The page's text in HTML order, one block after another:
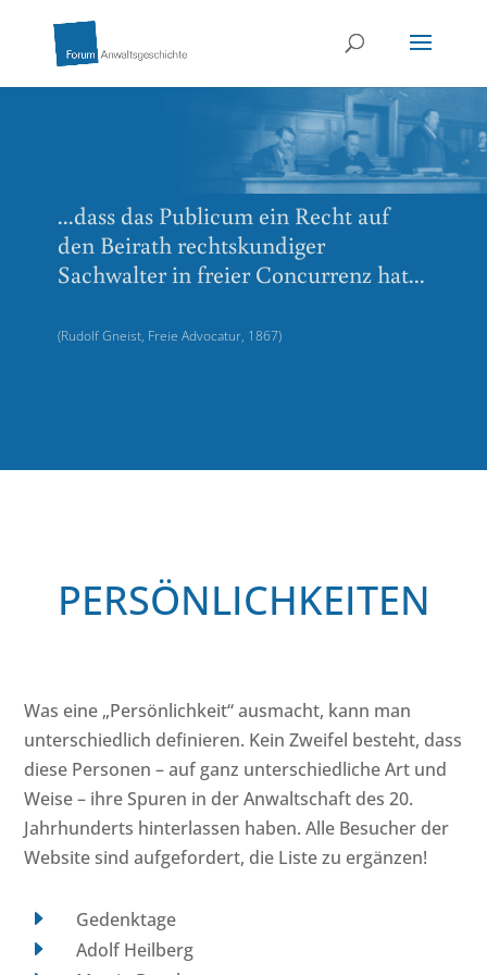
...dass das Publicum ein Recht auf
den Beirath rechtskundiger
Sachwalter in freier Concurrenz hat...
(Rudolf Gneist, Freie Advocatur, 1867)
PERSÖNLICHKEITEN
Was eine „Persönlichkeit“ ausmacht, kann man
unterschiedlich definieren. Kein Zweifel besteht, dass
diese Personen – auf ganz unterschiedliche Art und
Weise – ihre Spuren in der Anwaltschaft des 20.
Jahrhunderts hinterlassen haben. Alle Besucher der
Website sind aufgefordert, die Liste zu ergänzen!
E Gedenktage
E Adolf Heilberg